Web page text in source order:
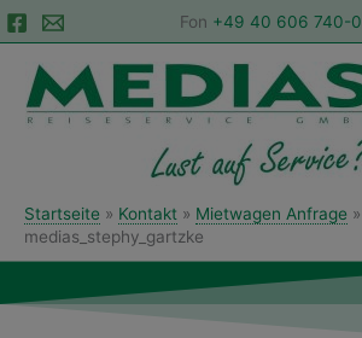
Zum
Inhalt
springen
Fon +49 40 606 740-0
Startseite Kontakt
Mietwagen Anfrage
medias_stephy_gartzke